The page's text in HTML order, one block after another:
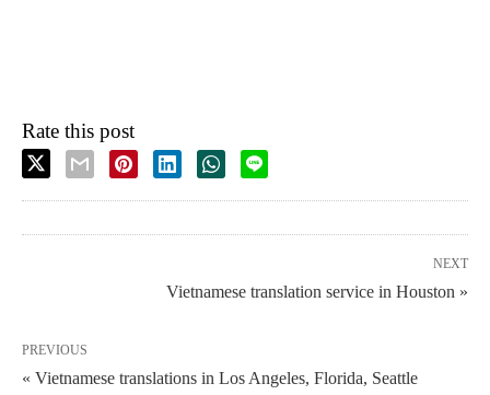
Rate this post
NEXT
Vietnamese translation service in Houston »
PREVIOUS
« Vietnamese translations in Los Angeles, Florida, Seattle